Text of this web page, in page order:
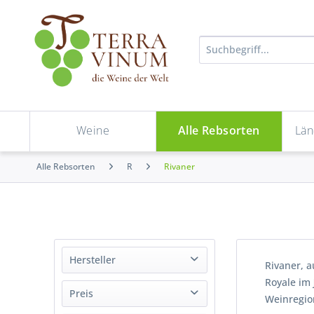
Weine Alle Rebsorten
Alle Rebsorten R Rivaner
Hersteller
Aufricht
Dr. Hinkel
Preis
Rivaner,
Royale